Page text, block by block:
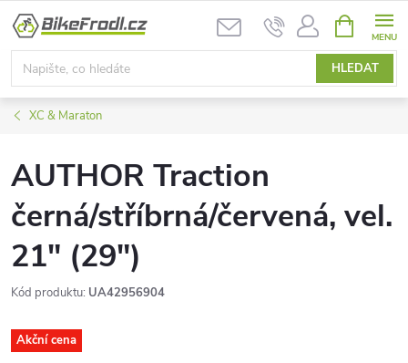
Přejít
obsah
HLEDAT
NÁKUPNÍ
KOŠÍK
XC & Maraton
AUTHOR Traction
černá/stříbrná/červená, vel.
21" (29")
Kód produktu: UA42956904
Akční cena